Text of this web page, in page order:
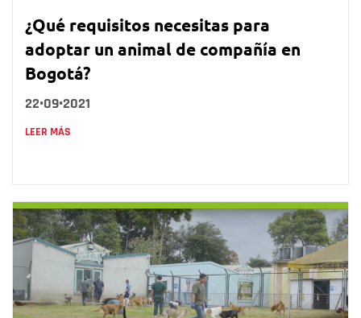
¿Qué requisitos necesitas para
adoptar un animal de compañía en
Bogotá?
22•09•2021
LEER MÁS